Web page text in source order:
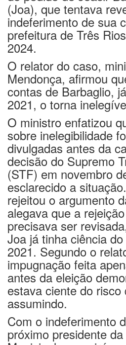
(Joa), que tentava
indeferimento de sua
prefeitura de Três
2024.
O relator do caso,
Mendonça, afirmou
contas de Barbaglio,
2021, o torna
O ministro enfatizou
sobre inelegibilidade
divulgadas antes da
decisão do Supremo
(STF) em novembro
esclarecido a
rejeitou o argumento
alegava que a
precisava ser
Joa já tinha ciência
2021. Segundo o
impugnação feita
antes da eleição
estava ciente do risco
assumindo.
Com o indeferimento
próximo presidente